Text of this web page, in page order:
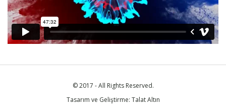
© 2017 - All Rights Reserved.
Tasarım ve Geliştirme: Talat Altın